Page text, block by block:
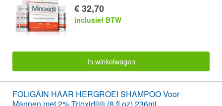
€ 32,70
inclusief BTW
In winkelwagen
FOLIGAIN HAAR HERGROEI SHAMPOO Voor